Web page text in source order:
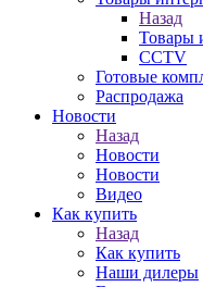
Назад
Товары
CCTV
Готовые
Распродажа
Новости
Назад
Новости
Новости
Видео
Как купить
Назад
Как купить
Наши дилеры